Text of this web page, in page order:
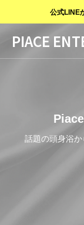
公式LINE
PIACE
話題の頭身浴か